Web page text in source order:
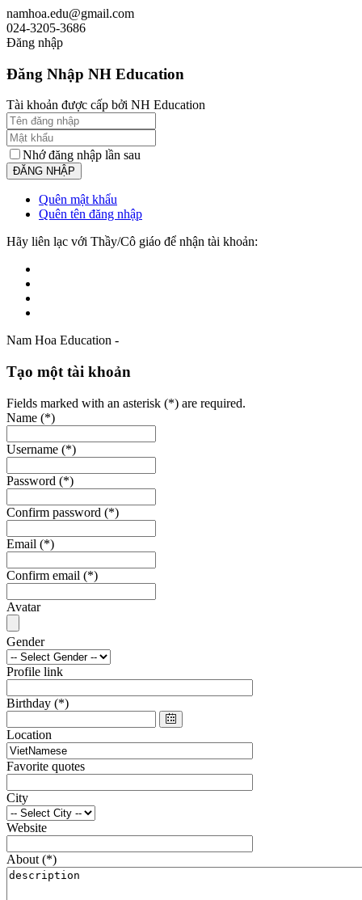
namhoa.edu@gmail.com
024-3205-3686
Đăng nhập
Đăng Nhập NH Education
Tài khoản được cấp bởi NH Education
Nhớ đăng nhập lần sau
Quên mật khẩu
Quên tên đăng nhập
Hãy liên lạc với Thầy/Cô giáo để nhận tài khoản:
Nam Hoa Education -
Tạo một tài khoản
Fields marked with an asterisk (*) are required.
Name (*)
Username (*)
Password (*)
Confirm password (*)
Email (*)
Confirm email (*)
Avatar
Gender
Profile link
Birthday (*)
Location
Favorite quotes
City
Website
About (*)